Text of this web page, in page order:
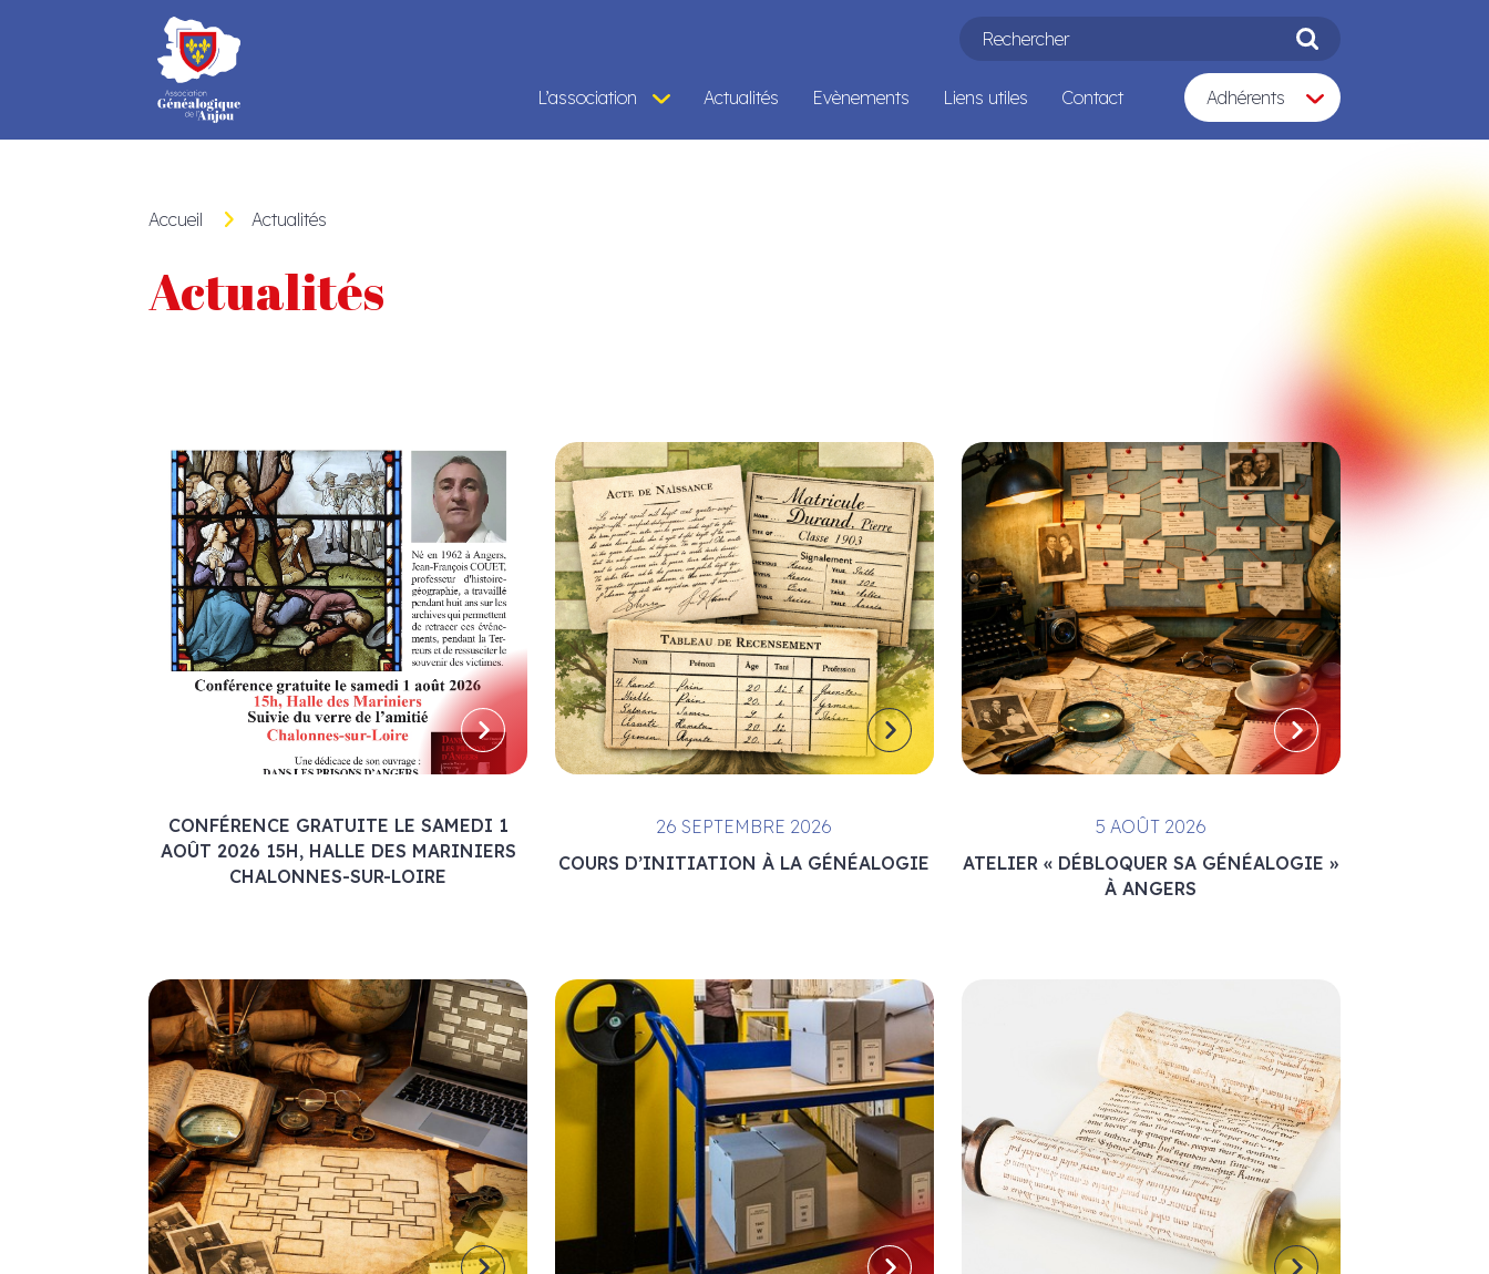
Panneau de gestion des cookies
L’association
Présentation
Actualités Evènements Liens utiles Contact Adhérents
Nous rejoindre
RECHERCHER Rechercher
Accueil Actualités
Actualités
CONFÉRENCE GRATUITE LE SAMEDI 1
AOÛT 2026 15H, HALLE DES MARINIERS
CHALONNES-SUR-LOIRE
26 SEPTEMBRE 2026
COURS D’INITIATION À LA GÉNÉALOGIE
5 AOÛT 2026
ATELIER « DÉBLOQUER SA GÉNÉALOGIE »
À ANGERS